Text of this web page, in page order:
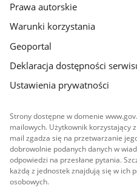
Prawa autorskie
Warunki korzystania
Geoportal
Deklaracja dostępności
Ustawienia prywatności
Strony dostępne w domenie
mailowych. Użytkownik korzystający
mail zgadza się na przetwarzanie
dobrowolnie podanych danych w
odpowiedzi na przesłane pytania.
każdą z jednostek znajdują się w ich
osobowych.